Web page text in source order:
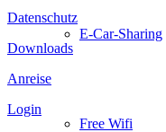
E-Car-Sharing
Free Wifi
Datenschutz
Downloads
Anreise
Login